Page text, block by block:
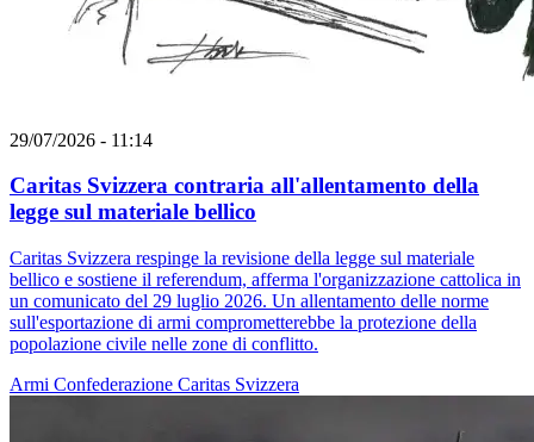
29/07/2026 - 11:14
Caritas Svizzera contraria all'allentamento della
legge sul materiale bellico
Caritas Svizzera respinge la revisione della legge sul materiale
bellico e sostiene il referendum, afferma l'organizzazione cattolica in
un comunicato del 29 luglio 2026. Un allentamento delle norme
sull'esportazione di armi comprometterebbe la protezione della
popolazione civile nelle zone di conflitto.
Armi Confederazione Caritas Svizzera